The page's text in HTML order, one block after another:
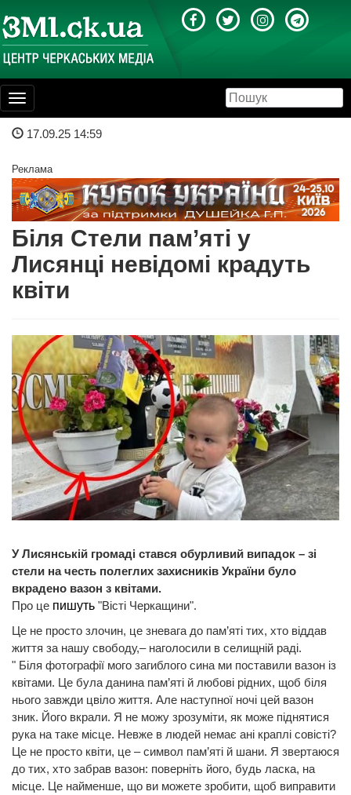
Toggle
navigation
17.09.25 14:59
Реклама
Біля Стели пам’яті у
Лисянці невідомі крадуть
квіти
У Лисянській громаді стався обурливий випадок – зі
стели на честь полеглих захисників України було
вкрадено вазон з квітами.
Про це пишуть "Вісті Черкащини".
Це не просто злочин, це зневага до пам’яті тих, хто віддав
життя за нашу свободу,– наголосили в селищній раді.
" Біля фотографії мого загиблого сина ми поставили вазон із
квітами. Це була данина пам’яті й любові рідних, щоб біля
нього завжди цвіло життя. Але наступної ночі цей вазон
зник. Його вкрали. Я не можу зрозуміти, як може піднятися
рука на таке місце. Невже в людей немає ані краплі совісті?
Це не просто квіти, це – символ пам’яті й шани. Я звертаюся
до тих, хто забрав вазон: поверніть його, будь ласка, на
місце. Це найменше, що ви можете зробити, щоб виправити